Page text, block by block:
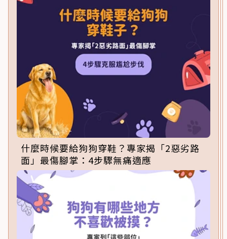
什麼時候要給狗狗穿鞋？專家揭「2惡劣路
面」最傷腳掌：4步驟無痛適應